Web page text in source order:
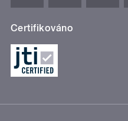
Certifikováno